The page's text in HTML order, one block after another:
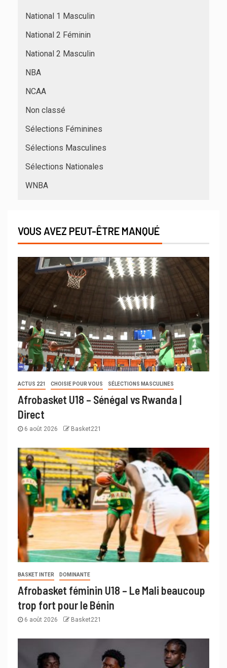
National 1 Masculin
National 2 Féminin
National 2 Masculin
NBA
NCAA
Non classé
Sélections Féminines
Sélections Masculines
Sélections Nationales
WNBA
VOUS AVEZ PEUT-ÊTRE MANQUÉ
ACTUS 221 CHOISIE POUR VOUS SÉLECTIONS MASCULINES
Afrobasket U18 – Sénégal vs Rwanda |
Direct
6 août 2026 Basket221
BASKET INTER DOMINANTE
Afrobasket féminin U18 – Le Mali beaucoup
trop fort pour le Bénin
6 août 2026 Basket221